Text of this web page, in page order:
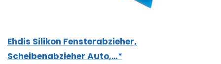
Ehdis Silikon Fensterabzieher,
Scheibenabzieher Auto,…*